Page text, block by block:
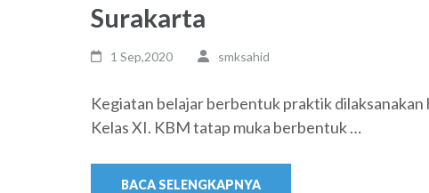
Surakarta
1 Sep,2020 smksahid
Kegiatan belajar berbentuk praktik dilaksanakan
Kelas XI. KBM tatap muka berbentuk …
BACA SELENGKAPNYA